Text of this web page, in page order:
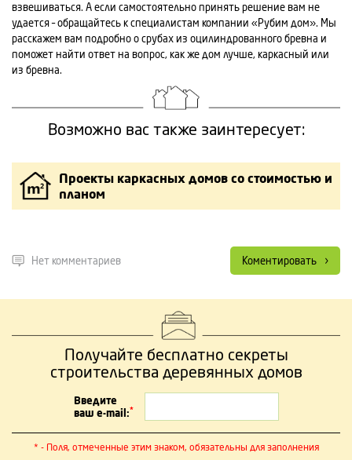
взвешиваться. А если самостоятельно принять решение вам не
удается – обращайтесь к специалистам компании «Рубим дом». Мы
расскажем вам подробно о срубах из оцилиндрованного бревна и
поможет найти ответ на вопрос, как же дом лучше, каркасный или
из бревна.
Возможно вас также заинтересует:
Проекты каркасных домов со стоимостью и
планом
Нет комментариев Коментировать
Получайте бесплатно секреты
строительства деревянных домов
Введите
ваш e-mail:*
* - Поля, отмеченные этим знаком, обязательны для заполнения